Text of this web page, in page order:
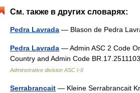
См. также в других словарях:
Pedra Lavrada — Blason de Pedra
Pedra Lavrada — Admin ASC 2 Code
Country and Admin Code
Adminstrative division ASC I-II
Serrabrancait — Kleine Serrabrancait